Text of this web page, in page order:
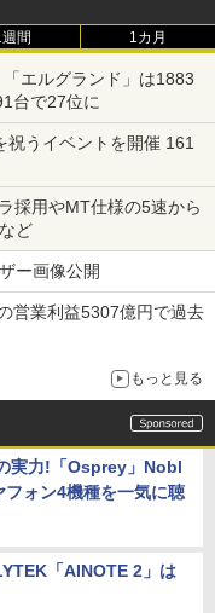
週間 1カ月
エルグランド」は1883
台で27位に
祝うイベントを開催 161
採用やMT仕様の5速から
ど
ー画像公開
営業利益5307億円で過去
もっと見る
実力!「Osprey」Nobl
ォン4機種を一気に聴
「AINOTE 2」は